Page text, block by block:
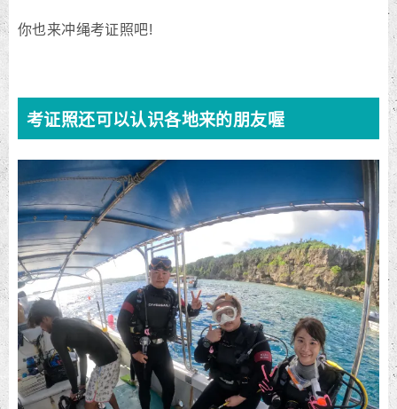
你也来冲绳考证照吧!
考证照还可以认识各地来的朋友喔